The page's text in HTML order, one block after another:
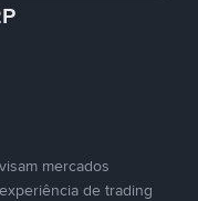
mercados
de trading